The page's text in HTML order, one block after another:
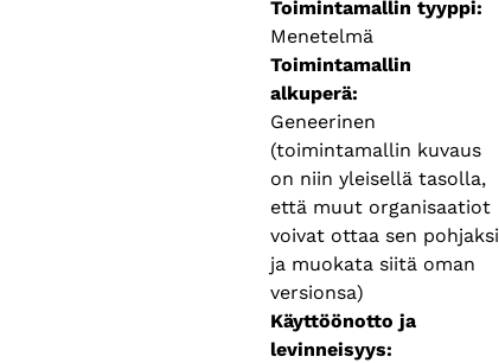
Toimintamallin tyyppi
Menetelmä
Toimintamallin
alkuperä
Geneerinen
(toimintamallin kuvaus
on niin yleisellä tasolla,
että muut organisaatiot
voivat ottaa sen pohjaksi
ja muokata siitä oman
versionsa)
Käyttöönotto ja
levinneisyys